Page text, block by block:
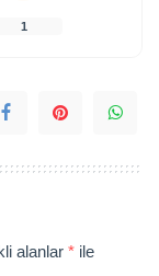
1
alanlar * ile